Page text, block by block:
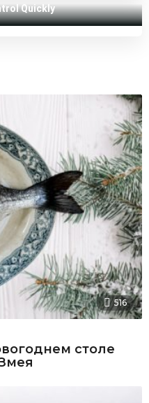
516
столе